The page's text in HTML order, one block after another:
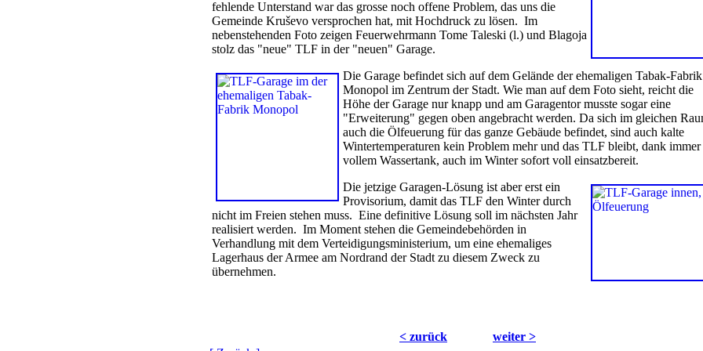
fehlende Unterstand war das grosse noch offene Problem, das uns die
Gemeinde Kruševo versprochen hat, mit Hochdruck zu lösen. Im
nebenstehenden Foto zeigen Feuerwehrmann Tome Taleski (l.) und Blagoja
stolz das "neue" TLF in der "neuen" Garage.
Die Garage befindet sich auf dem Gelände der ehemaligen Tabak-Fabrik
Monopol im Zentrum der Stadt. Wie man auf dem Foto sieht, reicht die
Höhe der Garage nur knapp und am Garagentor musste sogar eine
"Erweiterung" gegen oben angebracht werden. Da sich im gleichen
auch die Ölfeuerung für das ganze Gebäude befindet, sind auch kalte
Wintertemperaturen kein Problem mehr und das TLF bleibt, dank immer
vollem Wassertank, auch im Winter sofort voll einsatzbereit.
Die jetzige Garagen-Lösung ist aber erst ein
Provisorium, damit das TLF den Winter durch
nicht im Freien stehen muss. Eine definitive Lösung soll im nächsten Jahr
realisiert werden. Im Moment stehen die Gemeindebehörden in
Verhandlung mit dem Verteidigungsministerium, um eine ehemaliges
Lagerhaus der Armee am Nordrand der Stadt zu diesem Zweck zu
übernehmen.
< zurück
weiter >